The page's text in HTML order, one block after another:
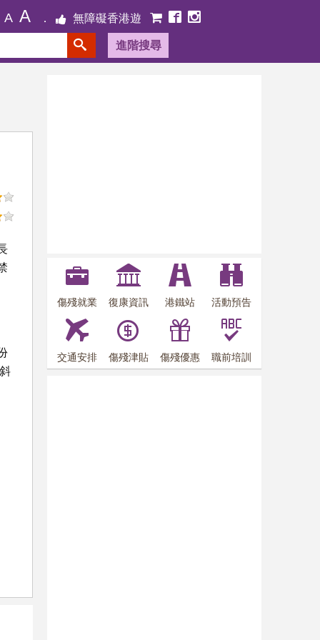
A A 無障礙香港遊
進階搜尋
傷殘就業 復康資訊 港鐵站 活動預告
交通安排 傷殘津貼 傷殘優惠 職前培訓